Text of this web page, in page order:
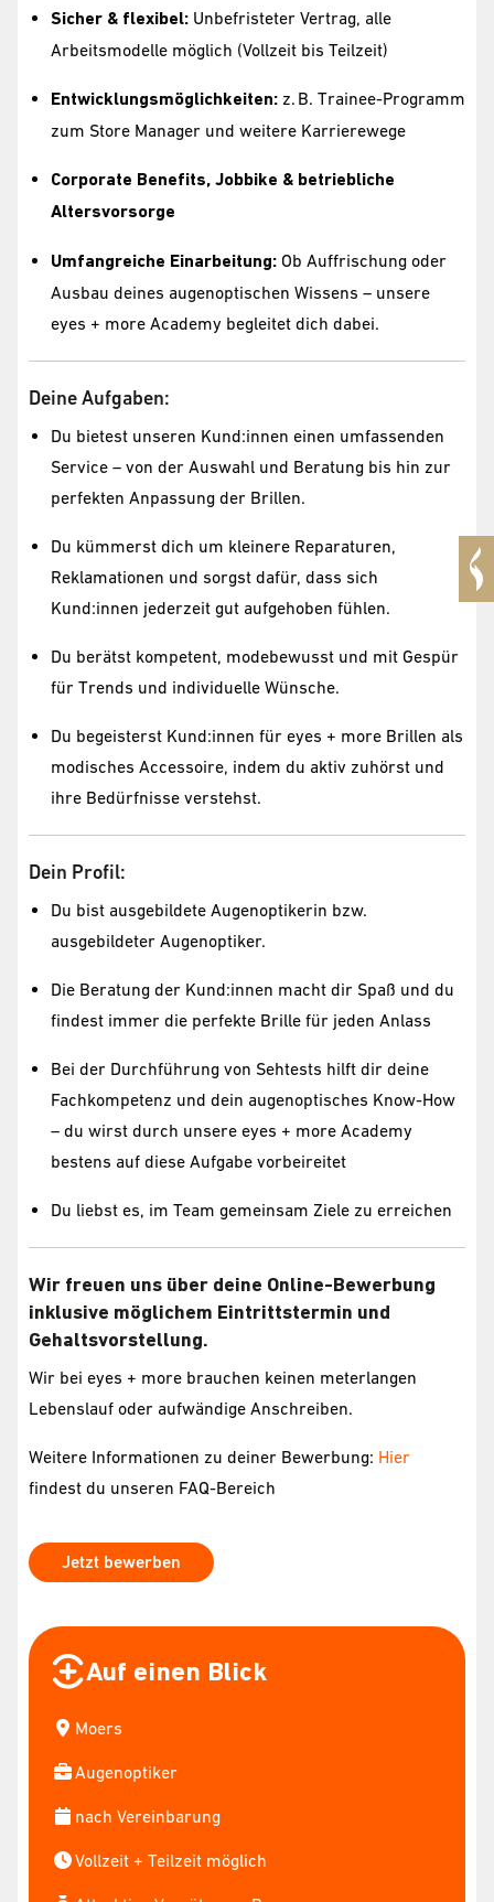
Sicher & flexibel: Unbefristeter Vertrag, alle
Arbeitsmodelle möglich (Vollzeit bis Teilzeit)
Entwicklungsmöglichkeiten: z. B. Trainee-Programm
zum Store Manager und weitere Karrierewege
Corporate Benefits, Jobbike & betriebliche
Altersvorsorge
Umfangreiche Einarbeitung: Ob Auffrischung oder
Ausbau deines augenoptischen Wissens – unsere
eyes + more Academy begleitet dich dabei.
Deine Aufgaben:
Du bietest unseren Kund:innen einen umfassenden
Service – von der Auswahl und Beratung bis hin zur
perfekten Anpassung der Brillen.
Du kümmerst dich um kleinere Reparaturen,
Reklamationen und sorgst dafür, dass sich
Kund:innen jederzeit gut aufgehoben fühlen.
Du berätst kompetent, modebewusst und mit Gespür
für Trends und individuelle Wünsche.
Du begeisterst Kund:innen für eyes + more Brillen als
modisches Accessoire, indem du aktiv zuhörst und
ihre Bedürfnisse verstehst.
Dein Profil:
Du bist ausgebildete Augenoptikerin bzw.
ausgebildeter Augenoptiker.
Die Beratung der Kund:innen macht dir Spaß und du
findest immer die perfekte Brille für jeden Anlass
Bei der Durchführung von Sehtests hilft dir deine
Fachkompetenz und dein augenoptisches Know-How
– du wirst durch unsere eyes + more Academy
bestens auf diese Aufgabe vorbeireitet
Du liebst es, im Team gemeinsam Ziele zu erreichen
Wir freuen uns über deine Online-Bewerbung
inklusive möglichem Eintrittstermin und
Gehaltsvorstellung.
Wir bei eyes + more brauchen keinen meterlangen
Lebenslauf oder aufwändige Anschreiben.
Weitere Informationen zu deiner Bewerbung: Hier
findest du unseren FAQ-Bereich
Jetzt bewerben
Auf einen Blick
Moers
Augenoptiker
nach Vereinbarung
Vollzeit + Teilzeit möglich